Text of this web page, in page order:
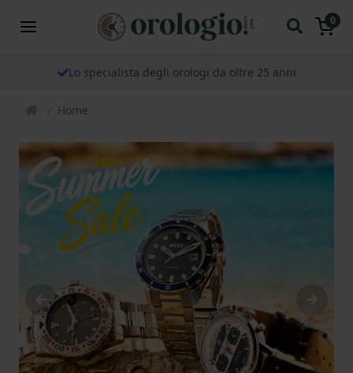
0
Lo specialista degli orologi da oltre 25 anni
Home